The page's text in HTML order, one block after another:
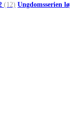
(12) Ungdomsserien